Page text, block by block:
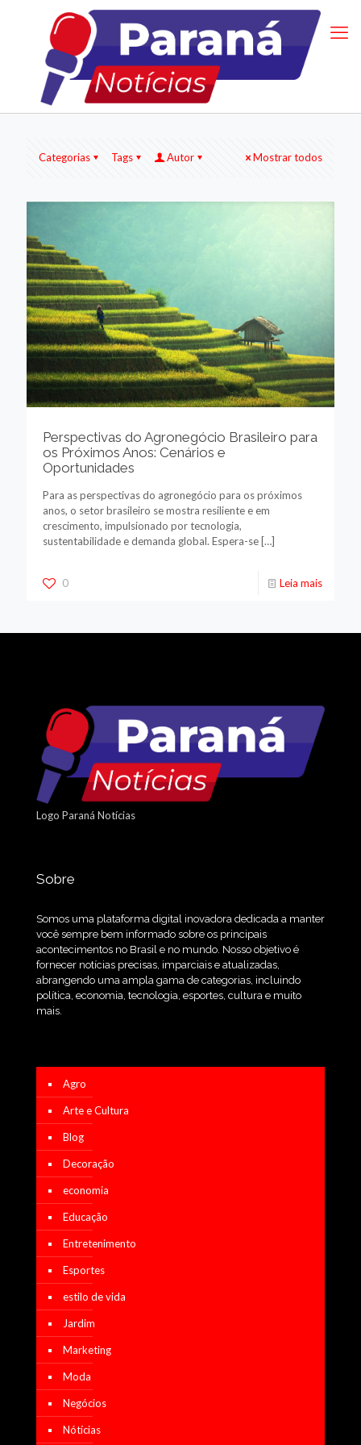
Categorias Tags Autor Mostrar todos
Perspectivas do Agronegócio Brasileiro para
os Próximos Anos: Cenários e
Oportunidades
Para as perspectivas do agronegócio para os próximos
anos, o setor brasileiro se mostra resiliente e em
crescimento, impulsionado por tecnologia,
sustentabilidade e demanda global. Espera-se […]
0 Leia mais
Logo Paraná Notícias
Sobre
Somos uma plataforma digital inovadora dedicada a manter
você sempre bem informado sobre os principais
acontecimentos no Brasil e no mundo. Nosso objetivo é
fornecer notícias precisas, imparciais e atualizadas,
abrangendo uma ampla gama de categorias, incluindo
política, economia, tecnologia, esportes, cultura e muito
mais.
Agro
Arte e Cultura
Blog
Decoração
economia
Educação
Entretenimento
Esportes
estilo de vida
Jardim
Marketing
Moda
Negócios
Nótícias